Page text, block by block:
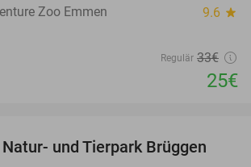
Zoo Emmen 9.6 star
Regulär 33€
25€
24%
und Tierpark Brüggen